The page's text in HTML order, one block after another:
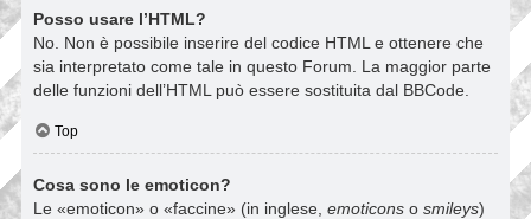
Posso usare l’HTML?
No. Non è possibile inserire del codice HTML e ottenere che
sia interpretato come tale in questo Forum. La maggior parte
delle funzioni dell’HTML può essere sostituita dal BBCode.
Top
Cosa sono le emoticon?
Le «emoticon» o «faccine» (in inglese, emoticons o smileys)